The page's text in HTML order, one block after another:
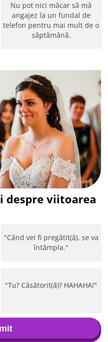
Nu pot nici măcar să mă
angajez la un fundal de
telefon pentru mai mult de o
săptămână.
despre viitoarea
"Când vei fi pregătit(ă), se va
întâmpla."
"Tu? Căsătorit(ă)? HAHAHA!"